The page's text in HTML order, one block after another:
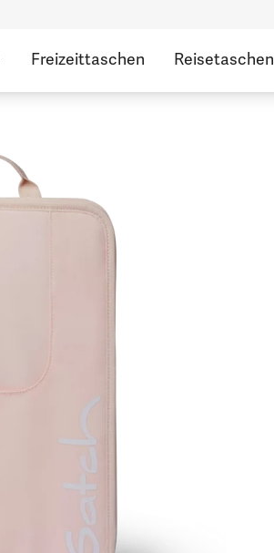
Freizeittaschen Reisetaschen